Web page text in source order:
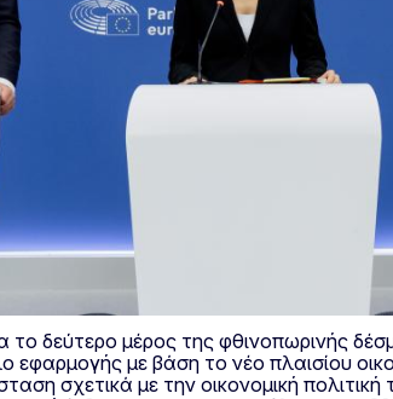
το δεύτερο μέρος της φθινοπωρινής
με βάση το νέο πλαισίου
σχετικά με την οικονομική